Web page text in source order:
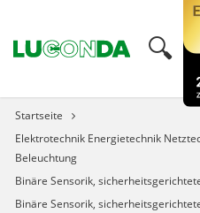
🔍︎
Startseite
Elektrotechnik Energietechnik
Beleuchtung
Binäre Sensorik,
Binäre Sensorik,